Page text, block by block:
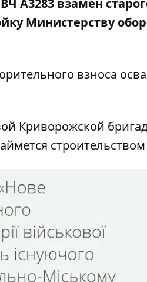
А3283 взамен
Министерству
взноса
Криворожской